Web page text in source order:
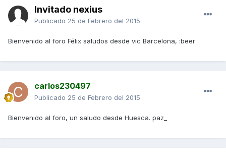
Invitado nexius
Publicado 25 de Febrero del 2015
Bienvenido al foro Félix saludos desde vic Barcelona, :beer
carlos230497
Publicado 25 de Febrero del 2015
Bienvenido al foro, un saludo desde Huesca. paz_